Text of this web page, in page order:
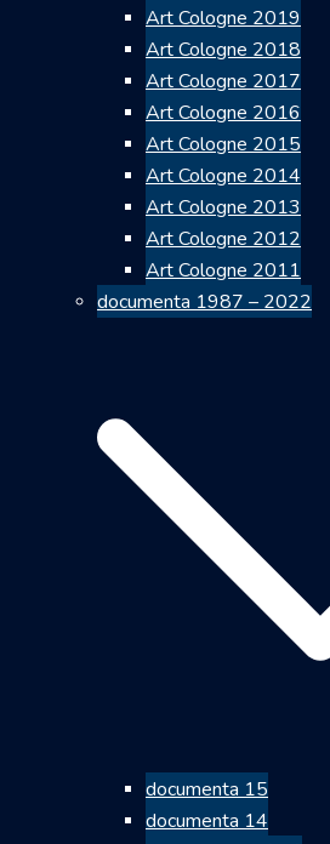
Art Cologne 2019
Art Cologne 2018
Art Cologne 2017
Art Cologne 2016
Art Cologne 2015
Art Cologne 2014
Art Cologne 2013
Art Cologne 2012
Art Cologne 2011
documenta 1987 – 2022
documenta 15
documenta 14